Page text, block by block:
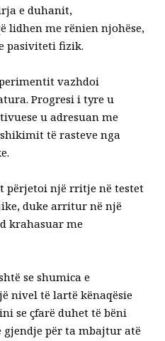
e duhanit,
lidhen me rënien njohëse,
pasiviteti fizik.
vazhdoi
Progresi i tyre u
u adresuan me
të rasteve nga
një rritje në testet
duke arritur në një
krahasuar me
se shumica e
nivel të lartë kënaqësie
se çfarë duhet të bëni
gjendje për ta mbajtur atë